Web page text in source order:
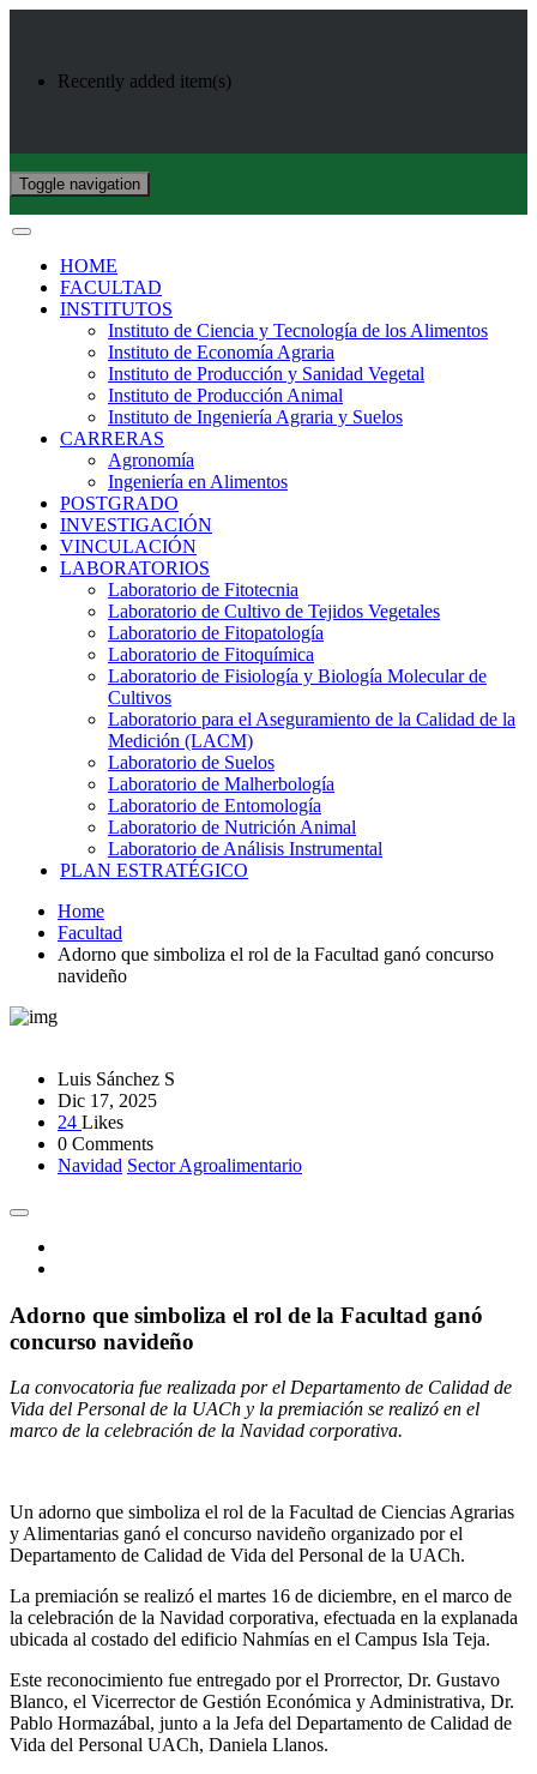
Recently added item(s)
Toggle navigation
HOME
FACULTAD
INSTITUTOS
Instituto de Ciencia y Tecnología de los Alimentos
Instituto de Economía Agraria
Instituto de Producción y Sanidad Vegetal
Instituto de Producción Animal
Instituto de Ingeniería Agraria y Suelos
CARRERAS
Agronomía
Ingeniería en Alimentos
POSTGRADO
INVESTIGACIÓN
VINCULACIÓN
LABORATORIOS
Laboratorio de Fitotecnia
Laboratorio de Cultivo de Tejidos Vegetales
Laboratorio de Fitopatología
Laboratorio de Fitoquímica
Laboratorio de Fisiología y Biología Molecular de
Cultivos
Laboratorio para el Aseguramiento de la Calidad de la
Medición (LACM)
Laboratorio de Suelos
Laboratorio de Malherbología
Laboratorio de Entomología
Laboratorio de Nutrición Animal
Laboratorio de Análisis Instrumental
PLAN ESTRATÉGICO
Home
Facultad
Adorno que simboliza el rol de la Facultad ganó concurso
navideño
Luis Sánchez S
Dic 17, 2025
24 Likes
0 Comments
Navidad Sector Agroalimentario
Adorno que simboliza el rol de la Facultad ganó
concurso navideño
La convocatoria fue realizada por el Departamento de Calidad de
Vida del Personal de la UACh y la premiación se realizó en el
marco de la celebración de la Navidad corporativa.
Un adorno que simboliza el rol de la Facultad de Ciencias Agrarias
y Alimentarias ganó el concurso navideño organizado por el
Departamento de Calidad de Vida del Personal de la UACh.
La premiación se realizó el martes 16 de diciembre, en el marco de
la celebración de la Navidad corporativa, efectuada en la explanada
ubicada al costado del edificio Nahmías en el Campus Isla Teja.
Este reconocimiento fue entregado por el Prorrector, Dr. Gustavo
Blanco, el Vicerrector de Gestión Económica y Administrativa, Dr.
Pablo Hormazábal, junto a la Jefa del Departamento de Calidad de
Vida del Personal UACh, Daniela Llanos.